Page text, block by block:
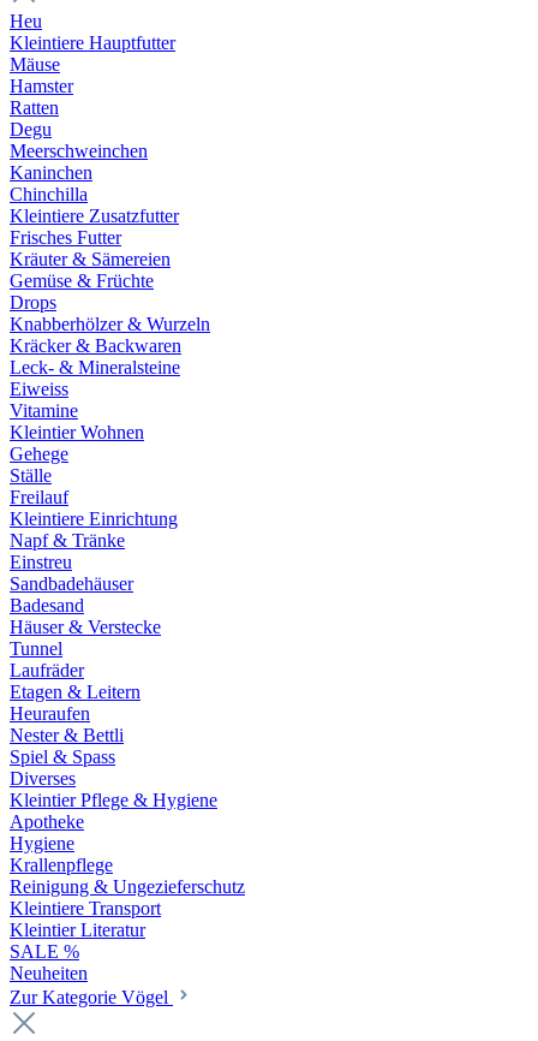
Heu
Kleintiere Hauptfutter
Mäuse
Hamster
Ratten
Degu
Meerschweinchen
Kaninchen
Chinchilla
Kleintiere Zusatzfutter
Frisches Futter
Kräuter & Sämereien
Gemüse & Früchte
Drops
Knabberhölzer & Wurzeln
Kräcker & Backwaren
Leck- & Mineralsteine
Eiweiss
Vitamine
Kleintier Wohnen
Gehege
Ställe
Freilauf
Kleintiere Einrichtung
Napf & Tränke
Einstreu
Sandbadehäuser
Badesand
Häuser & Verstecke
Tunnel
Laufräder
Etagen & Leitern
Heuraufen
Nester & Bettli
Spiel & Spass
Diverses
Kleintier Pflege & Hygiene
Apotheke
Hygiene
Krallenpflege
Reinigung & Ungezieferschutz
Kleintiere Transport
Kleintier Literatur
SALE %
Neuheiten
Zur Kategorie Vögel